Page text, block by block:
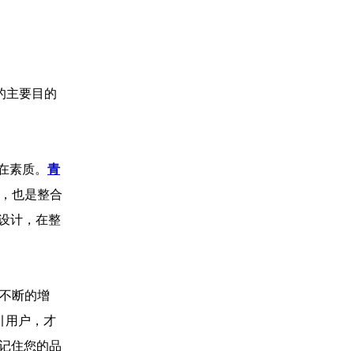
主要目的
素质。 青
也是整合
计，在整
断的增
用户，才
住您的品